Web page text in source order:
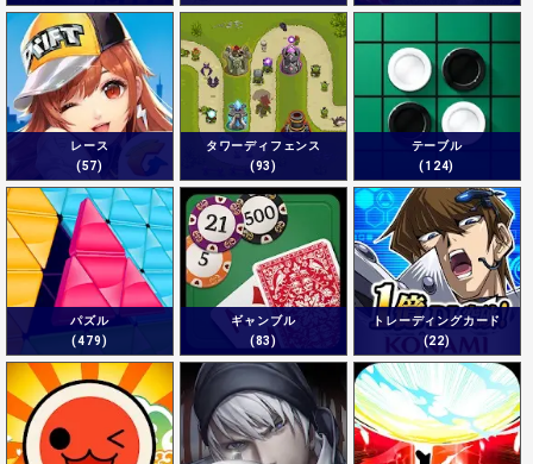
レース
(57)
タワーディフェンス
(93)
テーブル
(124)
パズル
(479)
ギャンブル
(83)
トレーディングカード
(22)